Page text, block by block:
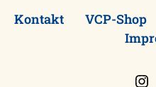
Kontakt VCP-Shop